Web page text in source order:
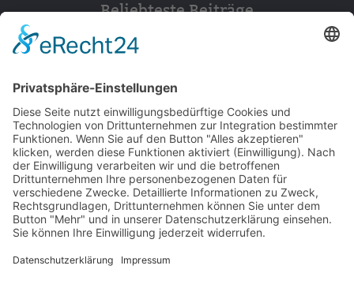
Beliebteste Beiträge
© 2026 Walter Stuber -Impressum Datenschutz
Bewertungen auf ProvenExpert.com